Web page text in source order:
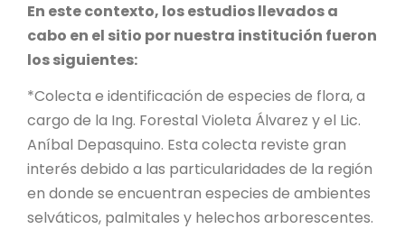
En este contexto, los estudios llevados a
cabo en el sitio por nuestra institución fueron
los siguientes:
*Colecta e identificación de especies de flora, a
cargo de la Ing. Forestal Violeta Álvarez y el Lic.
Aníbal Depasquino. Esta colecta reviste gran
interés debido a las particularidades de la región
en donde se encuentran especies de ambientes
selváticos, palmitales y helechos arborescentes.